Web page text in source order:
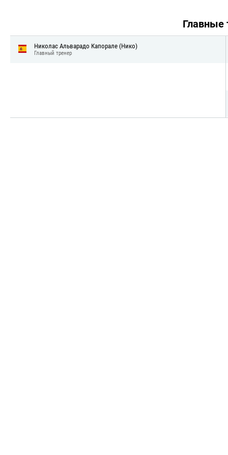
Главные
Николас Альварадо Капорале (Нико)
Главный тренер